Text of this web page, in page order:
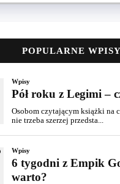
POPULARNE WPISY
Wpisy
Pół roku z Legimi –
Osobom czytającym książki na
nie trzeba szerzej przedsta...
Wpisy
6 tygodni z Empik
warto?